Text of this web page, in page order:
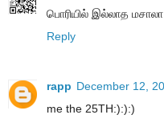
பொரியில் இல்லாத மசாலா
Reply
rapp December 12,
me the 25TH:):):)